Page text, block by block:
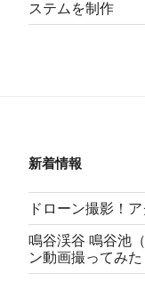
ステムを制作
新着情報
ドローン撮影！
鳴谷渓谷 鳴谷池
ン動画撮ってみた